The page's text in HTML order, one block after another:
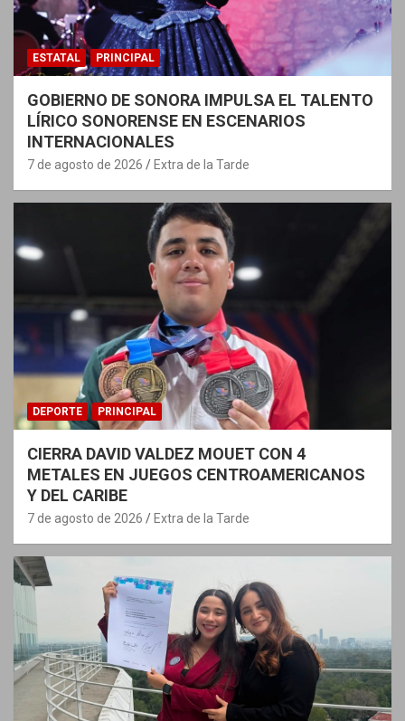
ESTATAL PRINCIPAL
GOBIERNO DE SONORA IMPULSA EL TALENTO
LÍRICO SONORENSE EN ESCENARIOS
INTERNACIONALES
7 de agosto de 2026 Extra de la Tarde
DEPORTE PRINCIPAL
CIERRA DAVID VALDEZ MOUET CON 4
METALES EN JUEGOS CENTROAMERICANOS
Y DEL CARIBE
7 de agosto de 2026 Extra de la Tarde